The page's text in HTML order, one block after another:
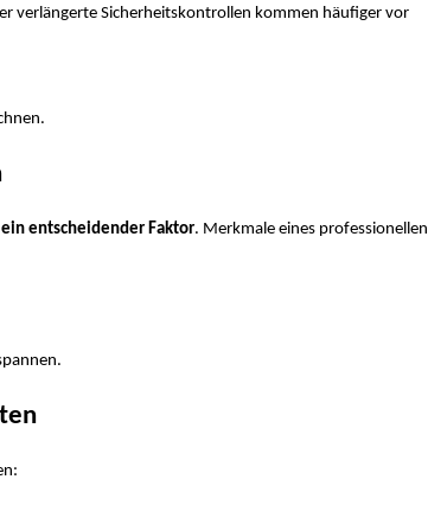
verlängerte Sicherheitskontrollen kommen häufiger vor
entscheidender Faktor. Merkmale eines professionellen